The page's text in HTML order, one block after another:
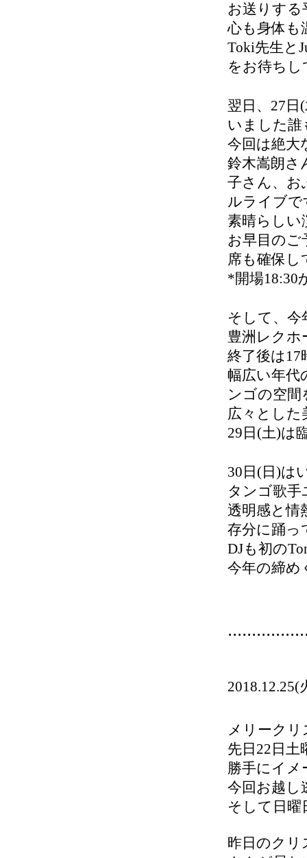
お送りす
心も身体も
Toki先生と
をお待ちし
翌日、27
いました誰
今回は絶大
鈴木嵩朗さ
子さん、お
ルライブで
素晴らしい
お早目のご
席も確保し
*開場18:30
そして、 今
豊洲レクホ
終了後は17
幅広い年代
ンゴの空間
広々とし
29日(土)は
30日(日)は
タンゴ歌
透明感と情
存分に踊っ
DJも初の
今年の締め
メリーク
先日22日
勝手にイメ
今回お越し
そして日曜
昨日のクリ